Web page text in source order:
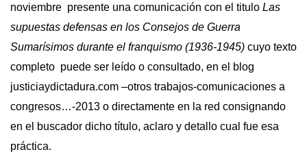
noviembre presente una comunicación con el titulo Las
supuestas defensas en los Consejos de Guerra
Sumarísimos durante el franquismo (1936-1945) cuyo texto
completo puede ser leído o consultado, en el blog
justiciaydictadura.com –otros trabajos-comunicaciones a
congresos…-2013 o directamente en la red consignando
en el buscador dicho título, aclaro y detallo cual fue esa
práctica.